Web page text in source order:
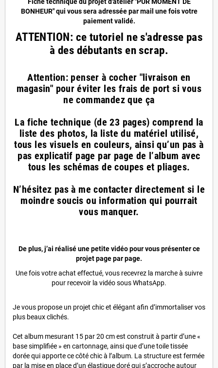
BONHEUR" qui vous sera adressée par mail une fois votre
paiement validé.
ATTENTION: ce tutoriel ne s'adresse pas
à des débutants en scrap.
Attention: penser à cocher "livraison en
magasin" pour éviter les frais de port si vous
ne commandez que ça
La fiche technique (de 23 pages) comprend la
liste des photos, la liste du matériel utilisé,
tous les visuels en couleurs, ainsi qu’un pas à
pas explicatif page par page de l’album avec
tous les schémas de coupes et pliages.
N’hésitez pas à me contacter directement si le
moindre soucis ou information qui pourrait
vous manquer.
De plus, j’ai réalisé une petite vidéo pour vous présenter ce
projet page par page.
Une fois votre achat effectué, vous recevrez la marche à suivre
pour recevoir la vidéo sous WhatsApp.
Je vous propose un projet chic et élégant afin d’immortaliser vos
plus beaux clichés.
Cet album mesurant 15 par 20 cm est construit à partir d’une «
base simplifiée » en cartonnage, ainsi que d’une toile tissée
dorée qui apporte ce côté chic à l’album. La structure est fermée
par la mise en place d’un élastique doré qui s’accroche autour